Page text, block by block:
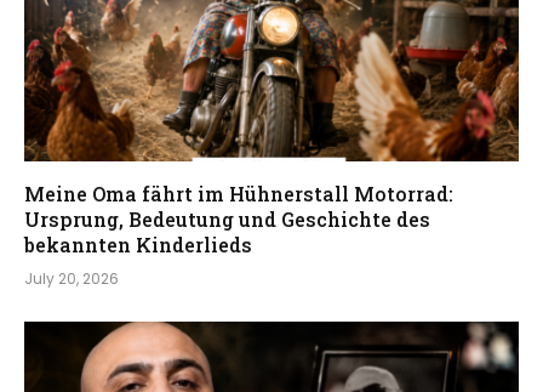
Meine Oma fährt im Hühnerstall Motorrad:
Ursprung, Bedeutung und Geschichte des
bekannten Kinderlieds
July 20, 2026